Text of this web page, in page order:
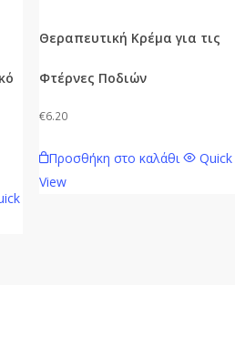
Θεραπευτική Κρέμα για τις
Φτέρνες Ποδιών
€6.20
Προσθήκη στο καλάθι
Quick
View